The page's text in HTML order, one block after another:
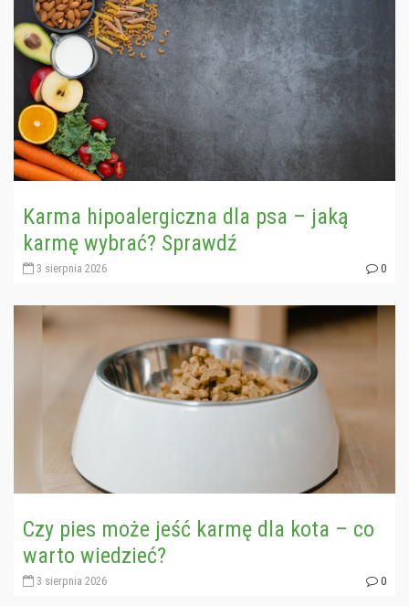
Karma hipoalergiczna dla psa – jaką
karmę wybrać? Sprawdź
3 sierpnia 2026 0
Czy pies może jeść karmę dla kota – co
warto wiedzieć?
3 sierpnia 2026 0